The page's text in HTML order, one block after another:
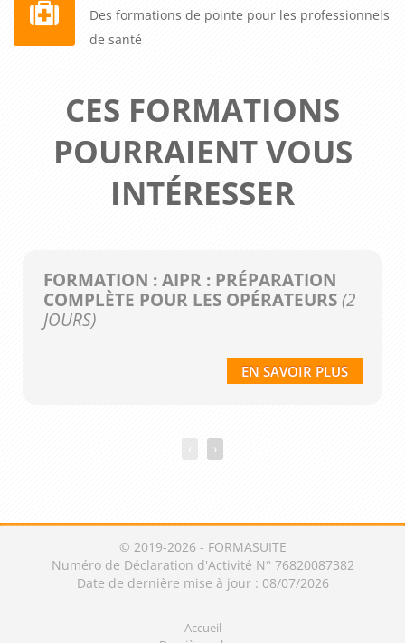
Des formations de pointe pour les professionnels
de santé
CES FORMATIONS
POURRAIENT VOUS
INTÉRESSER
FORMATION : AIPR : PRÉPARATION
COMPLÈTE POUR LES OPÉRATEURS(2
JOURS)
EN SAVOIR PLUS
›
© 2019-2026 - FORMASUITE
Numéro de Déclaration d'Activité N° 76820087382
Date de dernière mise à jour : 08/07/2026
Accueil